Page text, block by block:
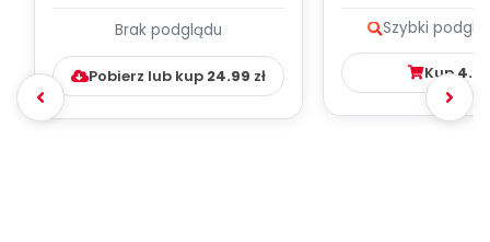
WYCHOWAWCZO –
DYDAKTYC...
Brak podglądu
Pobierz lub kup 24.99 zł
Szybki
Kup